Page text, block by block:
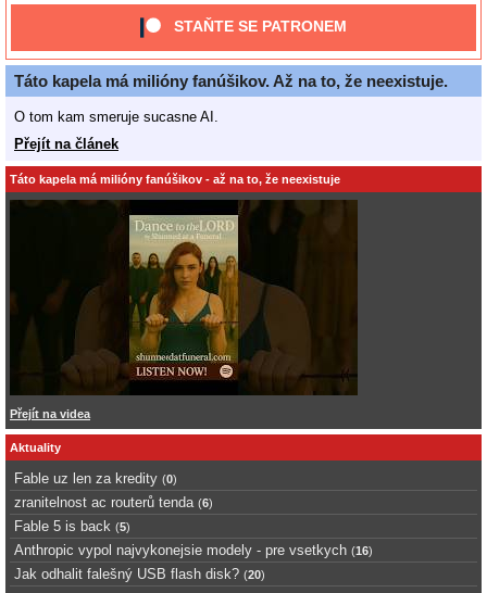
STAŇTE SE PATRONEM
Táto kapela má milióny fanúšikov. Až na to, že neexistuje.
O tom kam smeruje sucasne AI.
Přejít na článek
Táto kapela má milióny fanúšikov - až na to, že neexistuje
Přejít na videa
Aktuality
Fable uz len za kredity (0)
zranitelnost ac routerů tenda (6)
Fable 5 is back (5)
Anthropic vypol najvykonejsie modely - pre vsetkych (16)
Jak odhalit falešný USB flash disk? (20)